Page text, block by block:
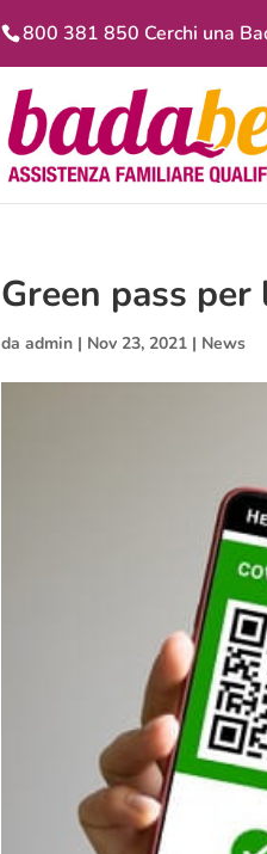
800 381 850 Cerchi una
Green pass
daadmin | Nov 23, 2021 | News